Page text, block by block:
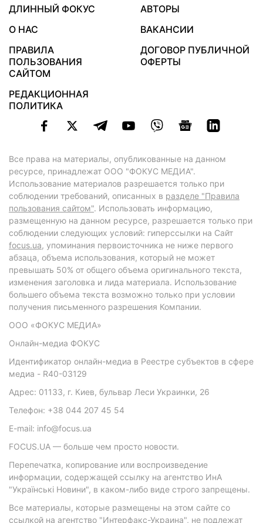
ДЛИННЫЙ ФОКУС
АВТОРЫ
О НАС
ВАКАНСИИ
ПРАВИЛА
ПОЛЬЗОВАНИЯ
САЙТОМ
ДОГОВОР ПУБЛИЧНОЙ
ОФЕРТЫ
РЕДАКЦИОННАЯ
ПОЛИТИКА
Все права на материалы, опубликованные на данном
ресурсе, принадлежат ООО "ФОКУС МЕДИА".
Использование материалов разрешается только при
соблюдении требований, описанных в разделе "Правила
пользования сайтом". Использовать информацию,
размещенную на данном ресурсе, разрешается только при
соблюдении следующих условий: гиперссылки на Сайт
focus.ua, упоминания первоисточника не ниже первого
абзаца, объема использования, который не может
превышать 50% от общего объема оригинального текста,
изменения заголовка и лида материала. Использование
большего объема текста возможно только при условии
получения письменного разрешения Компании.
ООО «ФОКУС МЕДИА»
Онлайн-медиа ФОКУС
Идентификатор онлайн-медиа в Реестре субъектов в сфере
медиа - R40-03129
Адрес: 01133, г. Киев, бульвар Леси Украинки, 26
Телефон: +38 044 207 45 54
E-mail: info@focus.ua
FOCUS.UA — больше чем просто новости.
Перепечатка, копирование или воспроизведение
информации, содержащей ссылку на агентство ИнА
"Українські Новини", в каком-либо виде строго запрещены.
Все материалы, которые размещены на этом сайте со
ссылкой на агентство "Интерфакс-Украина", не подлежат